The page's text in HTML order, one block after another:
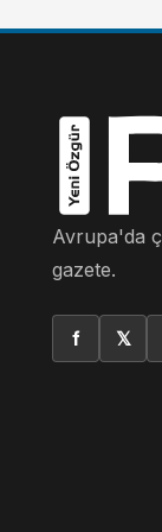
Avrupa'da
gazete.
f 𝕏